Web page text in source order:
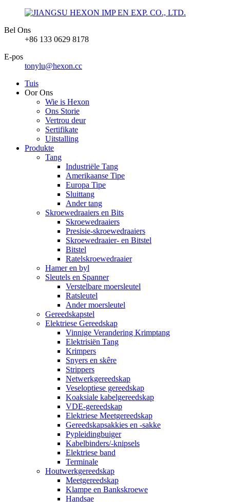
Bel Ons
+86 133 0629 8178
E-pos
tonylu@hexon.cc
Tuis
Oor Ons
Wie is Hexon
Ons Storie
Vertrou deur
Sertifikate
Uitstalling
Produkte
Tang
Industriële Tang
Amerikaanse Tipe
Europa Tipe
Sluittang
Ander tang
Skroewedraaiers en Bits
Skroewedraaiers
Presisie-skroewedraaiers
Skroewedraaier- en Bitstel
Bitstel
Ratelskroewedraaier
Hamer en byl
Sleutels en Spanner
Verstelbare moersleutel
Ratsleutel
Ander moersleutel
Gereedskapstel
Elektriese Gereedskap
Vinnige Verandering Krimptang
Elektrisiën Tang
Krimpers
Snyers en skêre
Strippers
Netwerkgereedskap
Veseloptiese gereedskap
Koaksiale kabelgereedskap
VDE-gereedskap
Elektriese Meetgereedskap
Gereedskapsakkies en -sakke
Pypleidingbuiger
Kabelbinders/-knipsels
Elektriese band
Terminale
Houtwerkgereedskap
Meetgereedskap
Klampe en Bankskroewe
Handsae